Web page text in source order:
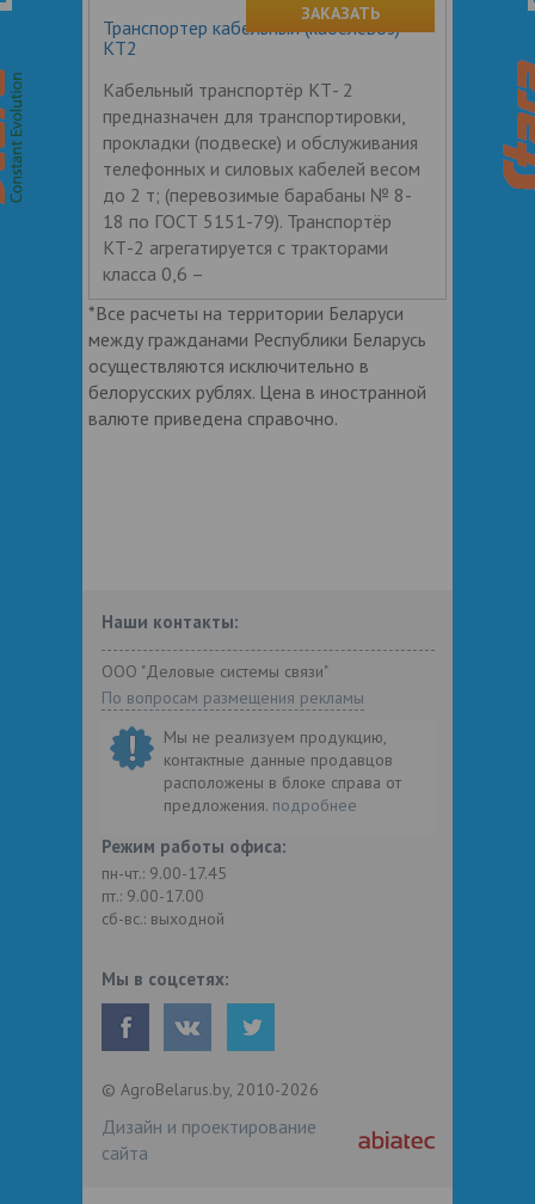
Транспортер кабельный (кабелевоз)
КТ2
Кабельный транспортёр КТ- 2
предназначен для транспортировки,
прокладки (подвеске) и обслуживания
телефонных и силовых кабелей весом
до 2 т; (перевозимые барабаны № 8-
18 по ГОСТ 5151-79). Транспортёр
КТ-2 агрегатируется с тракторами
класса 0,6 –
ЗАКАЗАТЬ
*Все расчеты на территории Беларуси
между гражданами Республики Беларусь
осуществляются исключительно в
белорусских рублях. Цена в иностранной
валюте приведена справочно.
Наши контакты:
ООО "Деловые системы связи"
По вопросам размещения рекламы
Мы не реализуем продукцию,
контактные данные продавцов
расположены в блоке справа от
предложения. подробнее
Режим работы офиса:
пн-чт.: 9.00-17.45
пт.: 9.00-17.00
сб-вс.: выходной
Мы в соцсетях:
© AgroBelarus.by, 2010-2026
Дизайн и проектирование
сайта